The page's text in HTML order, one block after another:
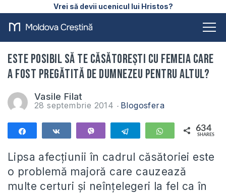
Vrei să devii ucenicul lui Hristos?
Este posibil să te căsătorești cu femeia care
a fost pregătită de Dumnezeu pentru altul?
Vasile Filat
28 septembrie 2014 Blogosfera
Telegram WhatsApp
634
SHARES
Lipsa afecțiunii în cadrul căsătoriei este
o problemă majoră care cauzează
multe certuri și neînțelegeri la fel ca în